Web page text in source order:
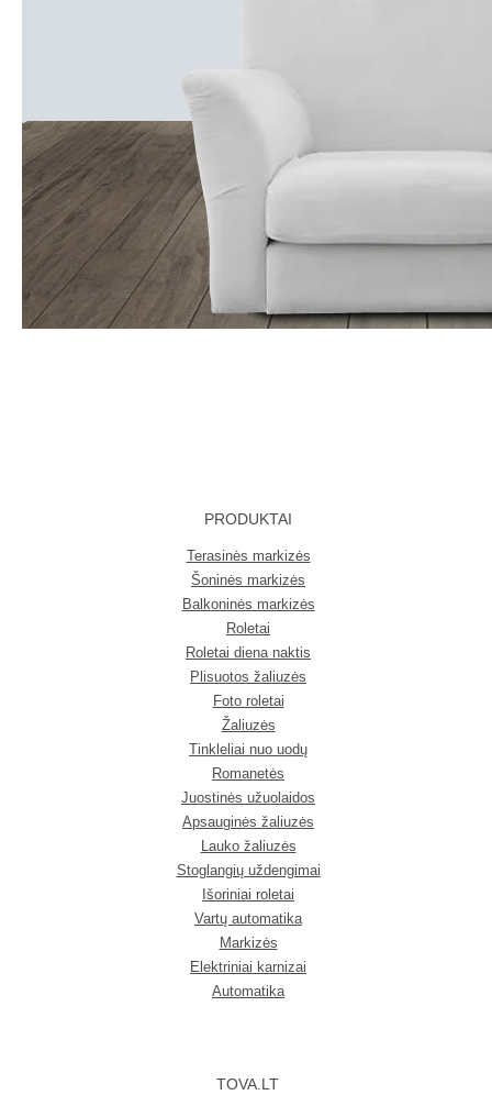
PRODUKTAI
Terasinės markizės
Šoninės markizės
Balkoninės markizės
Roletai
Roletai diena naktis
Plisuotos žaliuzės
Foto roletai
Žaliuzės
Tinkleliai nuo uodų
Romanetės
Juostinės užuolaidos
Apsauginės žaliuzės
Lauko žaliuzės
Stoglangių uždengimai
Išoriniai roletai
Vartų automatika
Markizės
Elektriniai karnizai
Automatika
TOVA.LT